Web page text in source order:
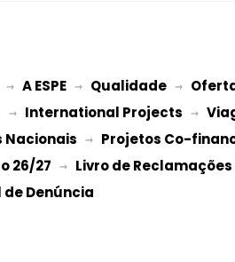
→ A ESPE → Qualidade →
→ International Projects →
Nacionais → Projetos Co-
26/27 → Livro de Reclamações